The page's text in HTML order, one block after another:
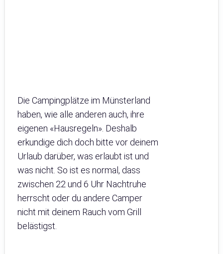
Die Campingplätze im Münsterland
haben, wie alle anderen auch, ihre
eigenen «Hausregeln». Deshalb
erkundige dich doch bitte vor deinem
Urlaub darüber, was erlaubt ist und
was nicht. So ist es normal, dass
zwischen 22 und 6 Uhr Nachtruhe
herrscht oder du andere Camper
nicht mit deinem Rauch vom Grill
belästigst.